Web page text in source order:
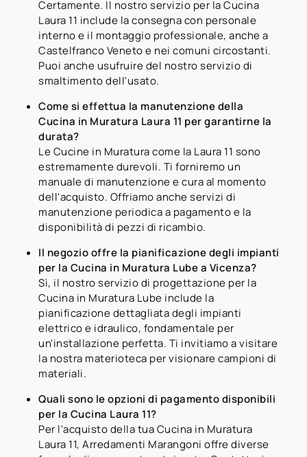
Certamente. Il nostro servizio per la Cucina
Laura 11 include la consegna con personale
interno e il montaggio professionale, anche a
Castelfranco Veneto e nei comuni circostanti.
Puoi anche usufruire del nostro servizio di
smaltimento dell'usato.
Come si effettua la manutenzione della
Cucina in Muratura Laura 11 per garantirne la
durata?
Le Cucine in Muratura come la Laura 11 sono
estremamente durevoli. Ti forniremo un
manuale di manutenzione e cura al momento
dell'acquisto. Offriamo anche servizi di
manutenzione periodica a pagamento e la
disponibilità di pezzi di ricambio.
Il negozio offre la pianificazione degli impianti
per la Cucina in Muratura Lube a Vicenza?
Sì, il nostro servizio di progettazione per la
Cucina in Muratura Lube include la
pianificazione dettagliata degli impianti
elettrico e idraulico, fondamentale per
un'installazione perfetta. Ti invitiamo a visitare
la nostra materioteca per visionare campioni di
materiali.
Quali sono le opzioni di pagamento disponibili
per la Cucina Laura 11?
Per l'acquisto della tua Cucina in Muratura
Laura 11, Arredamenti Marangoni offre diverse